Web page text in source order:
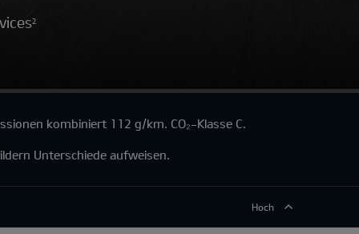
2
kombiniert 112 g/km. CO₂-Klasse C.
Unterschiede aufweisen.
Hoch